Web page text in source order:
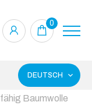
0
DEUTSCH
Baumwolle